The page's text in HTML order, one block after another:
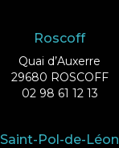
Roscoff
Quai d’Auxerre
29680 ROSCOFF
02 98 61 12 13
Saint-Pol-de-Léon